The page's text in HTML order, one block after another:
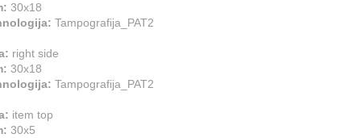
30x18
Tampografija_PAT2
right side
30x18
Tampografija_PAT2
item top
30x5